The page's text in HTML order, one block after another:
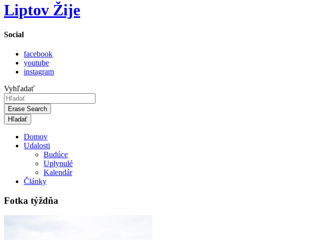
Liptov Žije
Social
facebook
youtube
instagram
Vyhľadať
Erase Search
Domov
Udalosti
Budúce
Uplynulé
Kalendár
Články
Fotka týždňa